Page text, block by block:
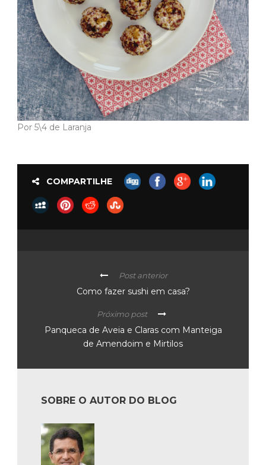
Por 5\4 de Laranja
COMPARTILHE
Post anterior
Como fazer sushi em casa?
Próximo post
Panqueca de Aveia e Claras com Manteiga
de Amendoim e Mirtilos
SOBRE O AUTOR DO BLOG